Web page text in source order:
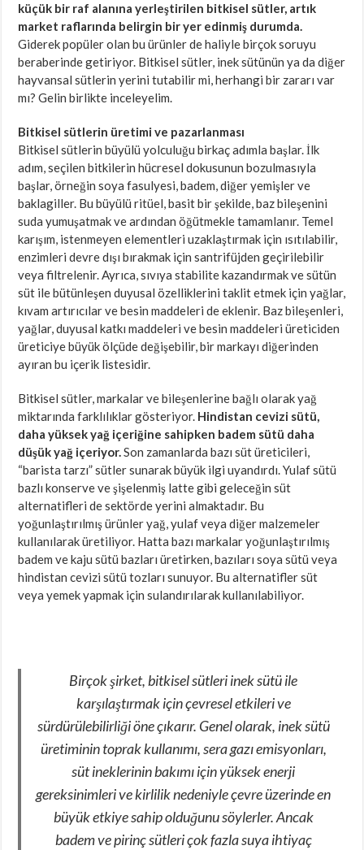
küçük bir raf alanına yerleştirilen bitkisel sütler, artık
market raflarında belirgin bir yer edinmiş durumda.
Giderek popüler olan bu ürünler de haliyle birçok soruyu
beraberinde getiriyor. Bitkisel sütler, inek sütünün ya da diğer
hayvansal sütlerin yerini tutabilir mi, herhangi bir zararı var
mı? Gelin birlikte inceleyelim.
Bitkisel sütlerin üretimi ve pazarlanması
Bitkisel sütlerin büyülü yolculuğu birkaç adımla başlar. İlk
adım, seçilen bitkilerin hücresel dokusunun bozulmasıyla
başlar, örneğin soya fasulyesi, badem, diğer yemişler ve
baklagiller. Bu büyülü ritüel, basit bir şekilde, baz bileşenini
suda yumuşatmak ve ardından öğütmekle tamamlanır. Temel
karışım, istenmeyen elementleri uzaklaştırmak için ısıtılabilir,
enzimleri devre dışı bırakmak için santrifüjden geçirilebilir
veya filtrelenir. Ayrıca, sıvıya stabilite kazandırmak ve sütün
süt ile bütünleşen duyusal özelliklerini taklit etmek için yağlar,
kıvam artırıcılar ve besin maddeleri de eklenir. Baz bileşenleri,
yağlar, duyusal katkı maddeleri ve besin maddeleri üreticiden
üreticiye büyük ölçüde değişebilir, bir markayı diğerinden
ayıran bu içerik listesidir.
Bitkisel sütler, markalar ve bileşenlerine bağlı olarak yağ
miktarında farklılıklar gösteriyor. Hindistan cevizi sütü,
daha yüksek yağ içeriğine sahipken badem sütü daha
düşük yağ içeriyor.Son zamanlarda bazı süt üreticileri,
“barista tarzı” sütler sunarak büyük ilgi uyandırdı. Yulaf sütü
bazlı konserve ve şişelenmiş latte gibi geleceğin süt
alternatifleri de sektörde yerini almaktadır. Bu
yoğunlaştırılmış ürünler yağ, yulaf veya diğer malzemeler
kullanılarak üretiliyor. Hatta bazı markalar yoğunlaştırılmış
badem ve kaju sütü bazları üretirken, bazıları soya sütü veya
hindistan cevizi sütü tozları sunuyor. Bu alternatifler süt
veya yemek yapmak için sulandırılarak kullanılabiliyor.
Birçok şirket, bitkisel sütleri inek sütü ile
karşılaştırmak için çevresel etkileri ve
sürdürülebilirliği öne çıkarır. Genel olarak, inek sütü
üretiminin toprak kullanımı, sera gazı emisyonları,
süt ineklerinin bakımı için yüksek enerji
gereksinimleri ve kirlilik nedeniyle çevre üzerinde en
büyük etkiye sahip olduğunu söylerler. Ancak
badem ve pirinç sütleri çok fazla suya ihtiyaç